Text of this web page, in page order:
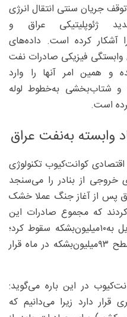
جریان سنتی انتقال انرژی
ژئوپلیتیکی عراق و
آشکار کرده است. داده‌های
فیزیکی صادرات نفت
همین امر آنها را وارد
و شتاب‌بخشی به‌خطوط لوله
است.
وابسته به‌نفت عراق
کوانت‌کیوب تکنولوژی
از بنادر را می‌سنجد
پس از آغاز جنگ عملا خشک
که مجموع صادرات این
کشور ازطریق تنگه‌هرمز در ماه آوریل به‌۱۰‌میلیون‌بشکه سقوط کرد؛
رقمی‌که پیش‌از آغاز درگیری‌ها درسطح ۹۳‌میلیون‌بشکه در ماه قرار
در این باره می‌گوید:
قرار دارد زیرا می‌دانیم که